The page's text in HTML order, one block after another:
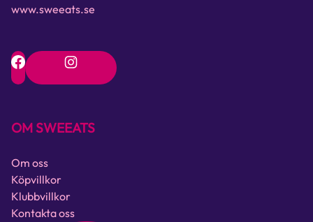
www.sweeats.se
OM SWEEATS
Om oss
Köpvillkor
Klubbvillkor
Kontakta oss